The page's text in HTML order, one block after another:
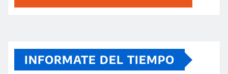
INFORMATE DEL TIEMPO